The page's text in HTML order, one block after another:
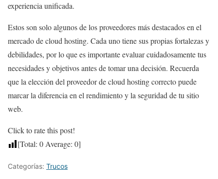
experiencia unificada.
Estos son solo algunos de los proveedores más destacados en el
mercado de cloud hosting. Cada uno tiene sus propias fortalezas y
debilidades, por lo que es importante evaluar cuidadosamente tus
necesidades y objetivos antes de tomar una decisión. Recuerda
que la elección del proveedor de cloud hosting correcto puede
marcar la diferencia en el rendimiento y la seguridad de tu sitio
web.
Click to rate this post!
[Total: 0Average: 0]
Categorías: Trucos